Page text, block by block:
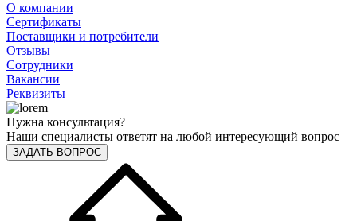
О компании
Сертификаты
Поставщики и потребители
Отзывы
Сотрудники
Вакансии
Реквизиты
Нужна консультация?
Наши специалисты ответят на любой интересующий вопрос
ЗАДАТЬ ВОПРОС